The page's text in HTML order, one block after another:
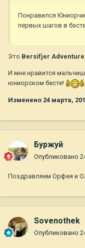
Понравился
первых шагов в
Это Вersifjer Adventure
И мне нравится
юниорском бесте!
Изменено 24 марта,
Буржуй
Опубликовано
Поздравляем Орфея и
Sovenothek
Опубликовано